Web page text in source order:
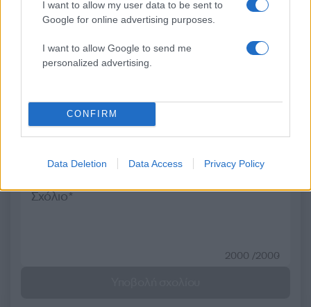
I want to allow my user data to be sent to
Google for online advertising purposes.
I want to allow Google to send me
personalized advertising.
CONFIRM
Data Deletion Data Access Privacy Policy
Σχόλια
Σχολίασε εδώ
50 /50
2000 /2000
ίδια υπόθεση